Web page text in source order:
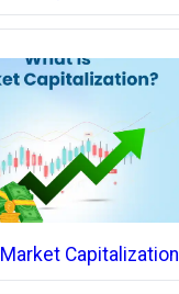
Market Capitalization